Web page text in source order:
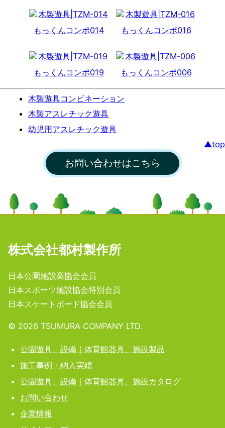
もっくんコンポ014 もっくんコンポ016
もっくんコンポ019 もっくんコンポ006
木製遊具コンビネーション
木製アスレチック遊具
幼児用アスレチック遊具
▲top
お問い合わせはこちら
株式会社都村製作所
日本公園施設業協会会員
日本スポーツ施設協会特別会員
日本スケートボード協会会員
©️ 2026 TSUMURA COMPANY LTD.
公園遊具、設備｜体育館器具、施設製品
施工事例・納入実績
公園遊具、設備｜体育館器具、施設カタログ
お問い合わせ
企業情報